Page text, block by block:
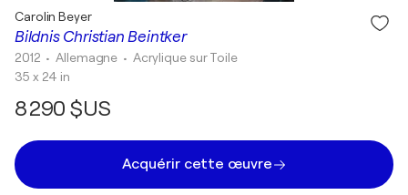
Bildnis Christian Beintker
Carolin Beyer
2012 • Allemagne • Acrylique sur Toile
35 x 24 in
8 290 $US
Acquérir cette œuvre